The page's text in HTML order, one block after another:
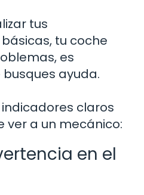
tus
tu coche
es
ayuda.
claros
ver a un mecánico:
en el